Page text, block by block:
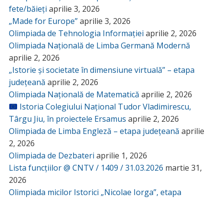
fete/băieți aprilie 3, 2026
„Made for Europe”aprilie 3, 2026
Olimpiada de Tehnologia Informației aprilie 2, 2026
Olimpiada Națională de Limba Germană Modernă
aprilie 2, 2026
„Istorie și societate în dimensiune virtuală” – etapa
județeană aprilie 2, 2026
Olimpiada Națională de Matematică aprilie 2, 2026
Istoria Colegiului Național Tudor Vladimirescu,
Târgu Jiu, în proiectele Ersamus aprilie 2, 2026
Olimpiada de Limba Engleză – etapa județeană aprilie
2, 2026
Olimpiada de Dezbateri aprilie 1, 2026
Lista funcțiilor @ CNTV / 1409 / 31.03.2026 martie 31,
2026
Olimpiada micilor Istorici „Nicolae Iorga”, etapa